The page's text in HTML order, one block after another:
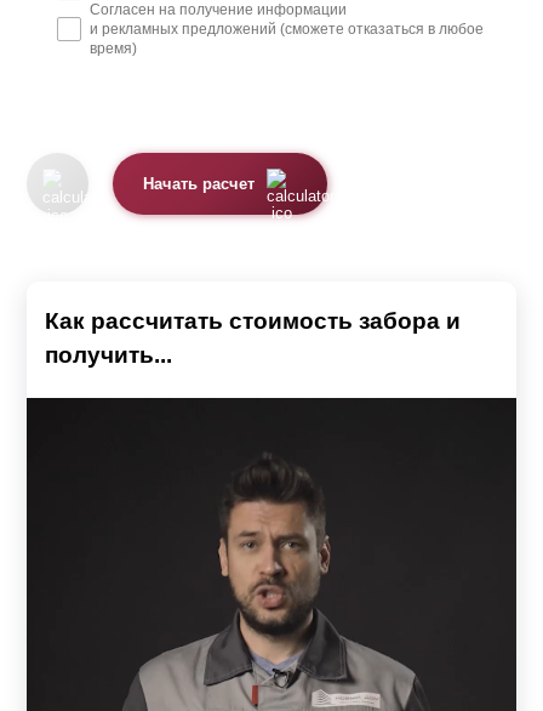
Согласен на получение информации
и рекламных предложений (сможете отказаться в любое
время)
Начать расчет
Как рассчитать стоимость забора и
получить...